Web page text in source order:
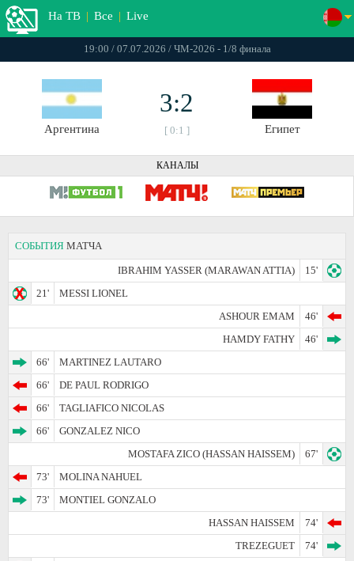
На ТВ | Все | Live
19:00 / 07.07.2026 / ЧМ-2026 - 1/8 финала
Аргентина
3:2
[ 0:1 ] Египет
КАНАЛЫ
СОБЫТИЯ МАТЧА
IBRAHIM YASSER (MARAWAN ATTIA)
15'
21'
MESSI LIONEL
ASHOUR EMAM
46'
HAMDY FATHY
46'
66'
MARTINEZ LAUTARO
66'
DE PAUL RODRIGO
66'
TAGLIAFICO NICOLAS
66'
GONZALEZ NICO
MOSTAFA ZICO (HASSAN HAISSEM)
67'
73'
MOLINA NAHUEL
73'
MONTIEL GONZALO
HASSAN HAISSEM
74'
TREZEGUET
74'